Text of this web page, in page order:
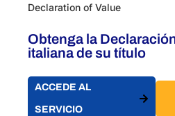
Declaration of Value
Obtenga la
italiana de su título
ACCEDE AL
SERVICIO